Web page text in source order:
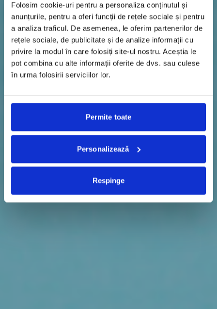
Folosim cookie-uri pentru a personaliza conținutul și
anunțurile, pentru a oferi funcții de rețele sociale și pentru
a analiza traficul. De asemenea, le oferim partenerilor de
rețele sociale, de publicitate și de analize informații cu
privire la modul în care folosiți site-ul nostru. Aceștia le
pot combina cu alte informații oferite de dvs. sau culese
în urma folosirii serviciilor lor.
Permite toate
Personalizează
Respinge